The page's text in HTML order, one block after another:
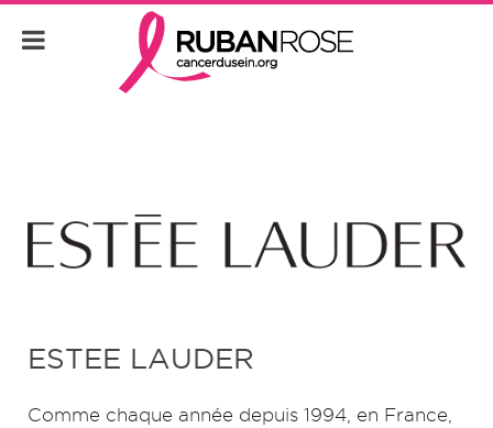
ESTEE LAUDER
Comme chaque année depuis 1994, en France,